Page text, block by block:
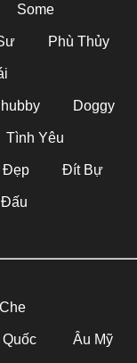
Some
Phù Thủy
Doggy
Tình Yêu
Đẹp Đít Bự
Quốc Âu Mỹ